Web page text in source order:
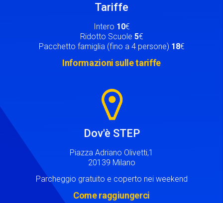
Tariffe
Intero 10€
Ridotto Scuole 5€
Pacchetto famiglia (fino a 4 persone) 18€
Informazioni sulle tariffe
Dov'è STEP
Piazza Adriano Olivetti,1
20139 Milano
Parcheggio gratuito e coperto nei weekend
Come raggiungerci